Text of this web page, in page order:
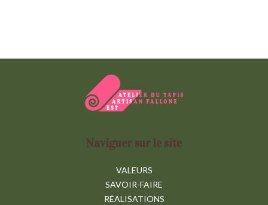
Naviguer sur le site
VALEURS
SAVOIR-FAIRE
RÉALISATIONS